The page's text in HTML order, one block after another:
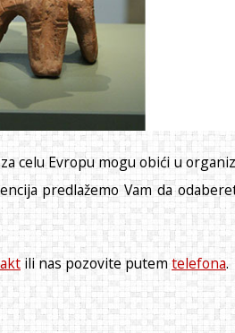
celu Evropu mogu obići u
predlažemo Vam da
ili nas pozovite putem telefona.